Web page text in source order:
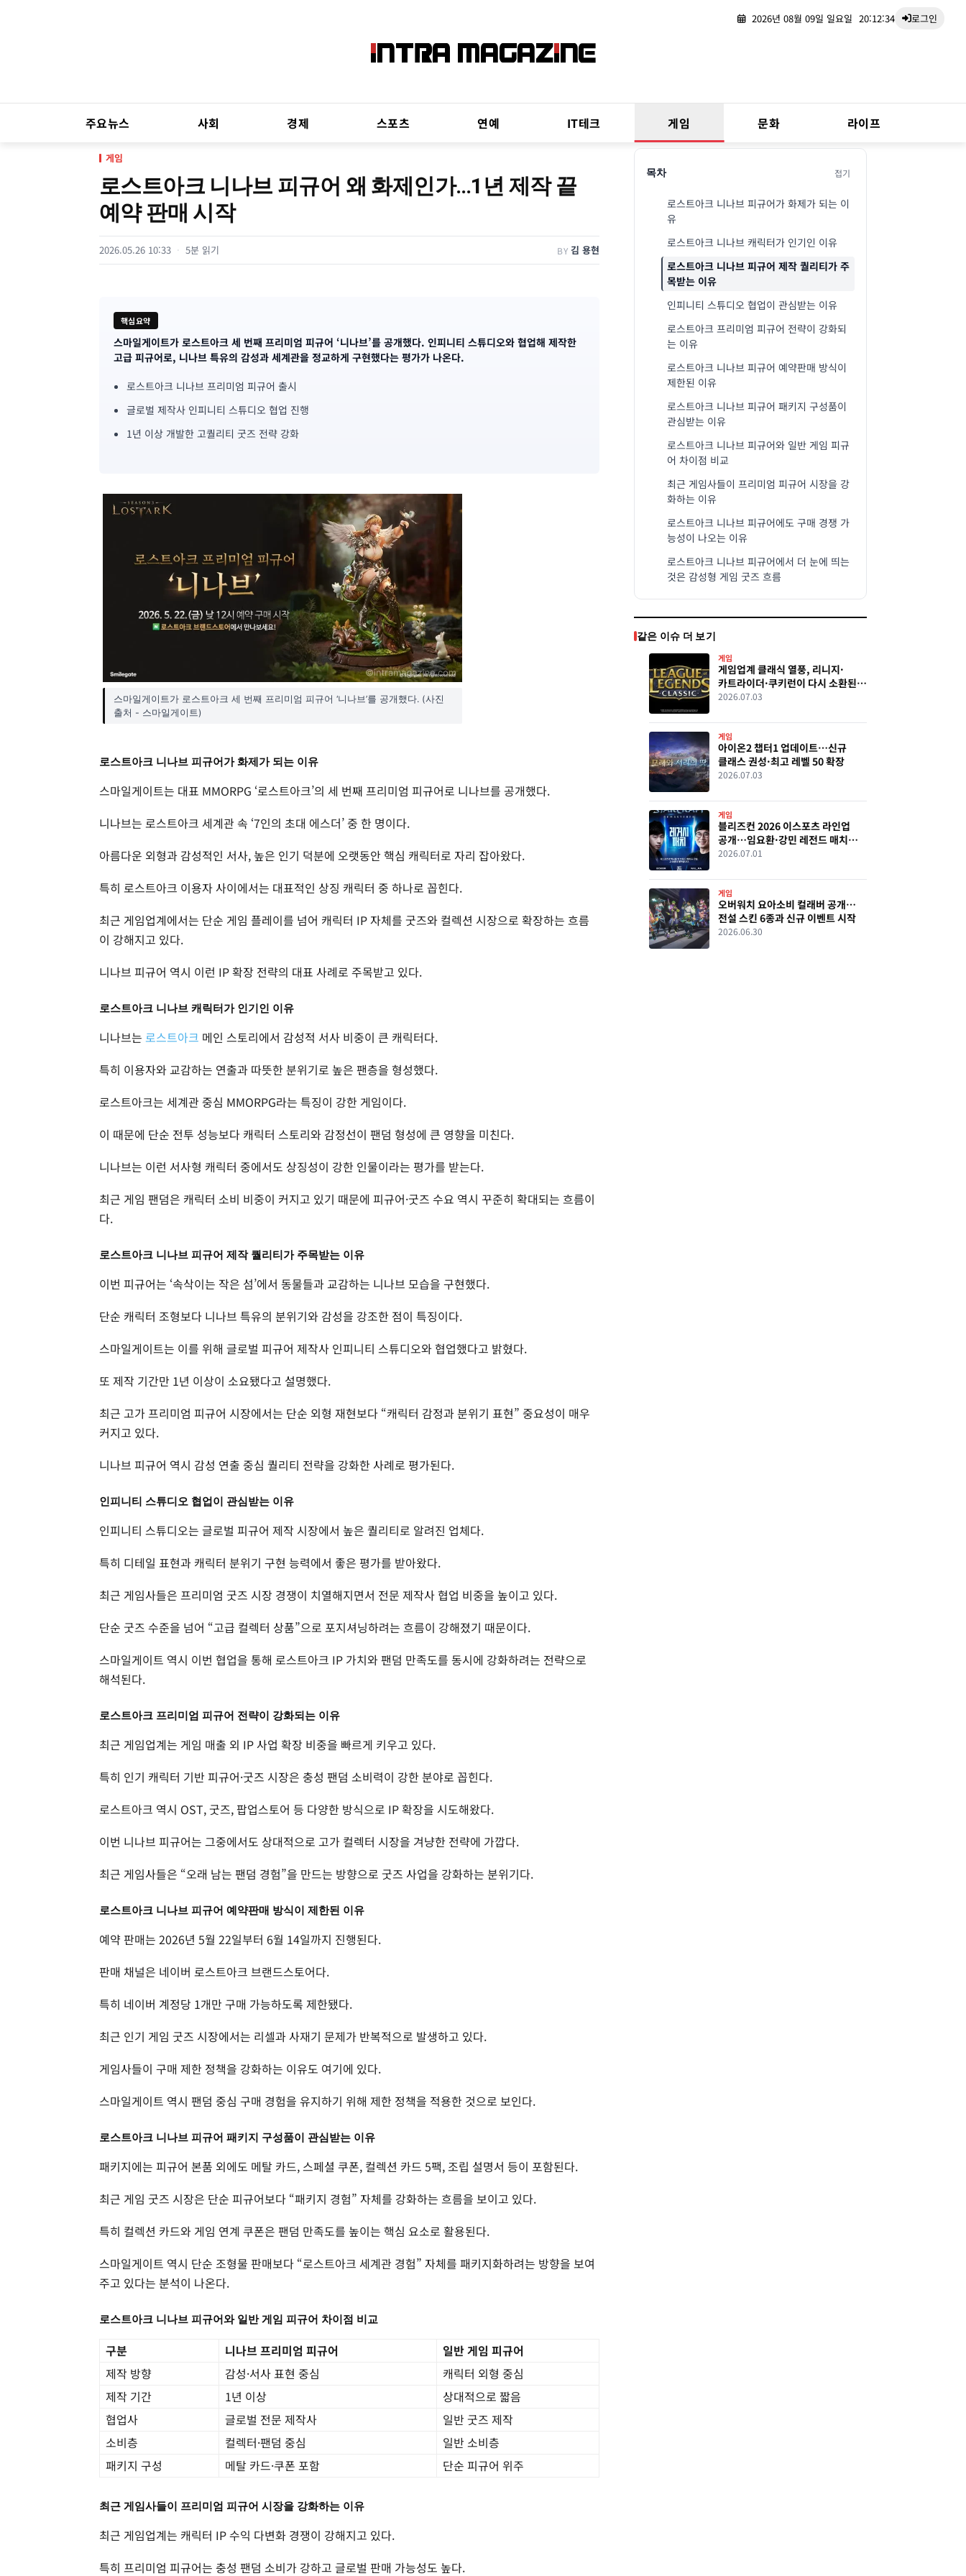
2026년 08월 09일 일요일 20:12:35 로그인
주요뉴스 사회 경제 스포츠 연예 IT테크 게임 문화 라이프
게임
로스트아크 니나브 피규어 왜 화제인가…1년 제작 끝
예약 판매 시작
2026.05.26 10:33 5분 읽기 BY 김 용현
핵심요약
기
심
스마일게이트가 로스트아크 세 번째 프리미엄 피규어 ‘니나브’를 공개했다. 인피니티 스튜디오와 협업해 제작한
고급 피규어로, 니나브 특유의 감성과 세계관을 정교하게 구현했다는 평가가 나온다.
로스트아크 니나브 프리미엄 피규어 출시
글로벌 제작사 인피니티 스튜디오 협업 진행
1년 이상 개발한 고퀄리티 굿즈 전략 강화
스마일게이트가 로스트아크 세 번째 프리미엄 피규어 ‘니나브’를 공개했다. (사진
출처 - 스마일게이트)
로스트아크 니나브 피규어가 화제가 되는 이유
스마일게이트는 대표 MMORPG ‘로스트아크’의 세 번째 프리미엄 피규어로 니나브를 공개했다.
니나브는 로스트아크 세계관 속 ‘7인의 초대 에스더’ 중 한 명이다.
아름다운 외형과 감성적인 서사, 높은 인기 덕분에 오랫동안 핵심 캐릭터로 자리 잡아왔다.
특히 로스트아크 이용자 사이에서는 대표적인 상징 캐릭터 중 하나로 꼽힌다.
최근 게임업계에서는 단순 게임 플레이를 넘어 캐릭터 IP 자체를 굿즈와 컬렉션 시장으로 확장하는 흐름
이 강해지고 있다.
니나브 피규어 역시 이런 IP 확장 전략의 대표 사례로 주목받고 있다.
로스트아크 니나브 캐릭터가 인기인 이유
니나브는 로스트아크 메인 스토리에서 감성적 서사 비중이 큰 캐릭터다.
특히 이용자와 교감하는 연출과 따뜻한 분위기로 높은 팬층을 형성했다.
로스트아크는 세계관 중심 MMORPG라는 특징이 강한 게임이다.
이 때문에 단순 전투 성능보다 캐릭터 스토리와 감정선이 팬덤 형성에 큰 영향을 미친다.
니나브는 이런 서사형 캐릭터 중에서도 상징성이 강한 인물이라는 평가를 받는다.
최근 게임 팬덤은 캐릭터 소비 비중이 커지고 있기 때문에 피규어·굿즈 수요 역시 꾸준히 확대되는 흐름이
다.
로스트아크 니나브 피규어 제작 퀄리티가 주목받는 이유
이번 피규어는 ‘속삭이는 작은 섬’에서 동물들과 교감하는 니나브 모습을 구현했다.
단순 캐릭터 조형보다 니나브 특유의 분위기와 감성을 강조한 점이 특징이다.
스마일게이트는 이를 위해 글로벌 피규어 제작사 인피니티 스튜디오와 협업했다고 밝혔다.
또 제작 기간만 1년 이상이 소요됐다고 설명했다.
최근 고가 프리미엄 피규어 시장에서는 단순 외형 재현보다 “캐릭터 감정과 분위기 표현” 중요성이 매우
커지고 있다.
니나브 피규어 역시 감성 연출 중심 퀄리티 전략을 강화한 사례로 평가된다.
인피니티 스튜디오 협업이 관심받는 이유
인피니티 스튜디오는 글로벌 피규어 제작 시장에서 높은 퀄리티로 알려진 업체다.
특히 디테일 표현과 캐릭터 분위기 구현 능력에서 좋은 평가를 받아왔다.
최근 게임사들은 프리미엄 굿즈 시장 경쟁이 치열해지면서 전문 제작사 협업 비중을 높이고 있다.
단순 굿즈 수준을 넘어 “고급 컬렉터 상품”으로 포지셔닝하려는 흐름이 강해졌기 때문이다.
스마일게이트 역시 이번 협업을 통해 로스트아크 IP 가치와 팬덤 만족도를 동시에 강화하려는 전략으로
해석된다.
로스트아크 프리미엄 피규어 전략이 강화되는 이유
최근 게임업계는 게임 매출 외 IP 사업 확장 비중을 빠르게 키우고 있다.
특히 인기 캐릭터 기반 피규어·굿즈 시장은 충성 팬덤 소비력이 강한 분야로 꼽힌다.
로스트아크 역시 OST, 굿즈, 팝업스토어 등 다양한 방식으로 IP 확장을 시도해왔다.
이번 니나브 피규어는 그중에서도 상대적으로 고가 컬렉터 시장을 겨냥한 전략에 가깝다.
최근 게임사들은 “오래 남는 팬덤 경험”을 만드는 방향으로 굿즈 사업을 강화하는 분위기다.
로스트아크 니나브 피규어 예약판매 방식이 제한된 이유
예약 판매는 2026년 5월 22일부터 6월 14일까지 진행된다.
판매 채널은 네이버 로스트아크 브랜드스토어다.
특히 네이버 계정당 1개만 구매 가능하도록 제한됐다.
최근 인기 게임 굿즈 시장에서는 리셀과 사재기 문제가 반복적으로 발생하고 있다.
게임사들이 구매 제한 정책을 강화하는 이유도 여기에 있다.
스마일게이트 역시 팬덤 중심 구매 경험을 유지하기 위해 제한 정책을 적용한 것으로 보인다.
로스트아크 니나브 피규어 패키지 구성품이 관심받는 이유
패키지에는 피규어 본품 외에도 메탈 카드, 스페셜 쿠폰, 컬렉션 카드 5팩, 조립 설명서 등이 포함된다.
최근 게임 굿즈 시장은 단순 피규어보다 “패키지 경험” 자체를 강화하는 흐름을 보이고 있다.
특히 컬렉션 카드와 게임 연계 쿠폰은 팬덤 만족도를 높이는 핵심 요소로 활용된다.
스마일게이트 역시 단순 조형물 판매보다 “로스트아크 세계관 경험” 자체를 패키지화하려는 방향을 보여
주고 있다는 분석이 나온다.
로스트아크 니나브 피규어와 일반 게임 피규어 차이점 비교
구분 니나브 프리미엄 피규어
일반 게임 피규어
제작 방향
감성·서사 표현 중심
캐릭터 외형 중심
제작 기간
1년 이상
상대적으로 짧음
협업사
글로벌 전문 제작사
일반 굿즈 제작
소비층
컬렉터·팬덤 중심
일반 소비층
패키지 구성
메탈 카드·쿠폰 포함 단순 피규어 위주
최근 게임사들이 프리미엄 피규어 시장을 강화하는 이유
최근 게임업계는 캐릭터 IP 수익 다변화 경쟁이 강해지고 있다.
특히 프리미엄 피규어는 충성 팬덤 소비가 강하고 글로벌 판매 가능성도 높다.
목차 접기
로스트아크 니나브 피규어가 화제가 되는 이
유
로스트아크 니나브 캐릭터가 인기인 이유
로스트아크 니나브 피규어 제작 퀄리티가 주
목받는 이유
인피니티 스튜디오 협업이 관심받는 이유
로스트아크 프리미엄 피규어 전략이 강화되
는 이유
로스트아크 니나브 피규어 예약판매 방식이
제한된 이유
로스트아크 니나브 피규어 패키지 구성품이
관심받는 이유
로스트아크 니나브 피규어와 일반 게임 피규
어 차이점 비교
최근 게임사들이 프리미엄 피규어 시장을 강
화하는 이유
로스트아크 니나브 피규어에도 구매 경쟁 가
능성이 나오는 이유
로스트아크 니나브 피규어에서 더 눈에 띄는
것은 감성형 게임 굿즈 흐름
같은 이슈 더 보기
게임
게임업계 클래식 열풍, 리니지·
카트라이더·쿠키런이 다시 소환된
이유
2026.07.03
게임
아이온2 챕터1 업데이트…신규
클래스 권성·최고 레벨 50 확장
2026.07.03
게임
블리즈컨 2026 이스포츠 라인업
공개…임요환·강민 레전드 매치
성사
2026.07.01
게임
오버워치 요아소비 컬래버 공개…
전설 스킨 6종과 신규 이벤트 시작
2026.06.30